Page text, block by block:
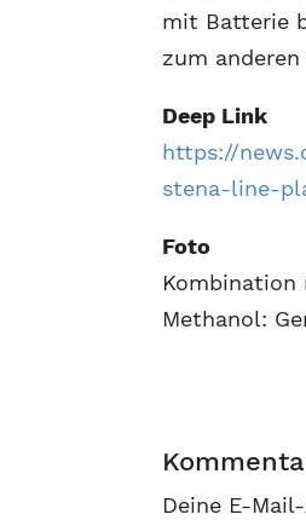
mit Batterie
zum
Deep Link
https://
stena-line-
Foto
Methanol:
Deine E-